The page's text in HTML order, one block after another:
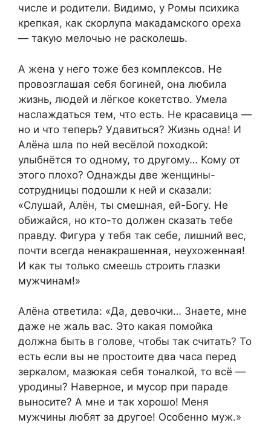
числе и родители. Видимо, у Ромы психика
крепкая, как скорлупа макадамского ореха
— такую мелочью не расколешь.
А жена у него тоже без комплексов. Не
провозглашая себя богиней, она любила
жизнь, людей и лёгкое кокетство. Умела
наслаждаться тем, что есть. Не красавица —
но и что теперь? Удавиться? Жизнь одна! И
Алёна шла по ней весёлой походкой:
улыбнётся то одному, то другому… Кому от
этого плохо? Однажды две женщины-
сотрудницы подошли к ней и сказали:
«Слушай, Алён, ты смешная, ей-Богу. Не
обижайся, но кто-то должен сказать тебе
правду. Фигура у тебя так себе, лишний вес,
почти всегда ненакрашенная, неухоженная!
И как ты только смеешь строить глазки
мужчинам!»
Алёна ответила: «Да, девочки… Знаете, мне
даже не жаль вас. Это какая помойка
должна быть в голове, чтобы так считать? То
есть если вы не простоите два часа перед
зеркалом, мазюкая себя тоналкой, то всё —
уродины? Наверное, и мусор при параде
выносите? А мне и так хорошо! Меня
мужчины любят за другое! Особенно муж.»